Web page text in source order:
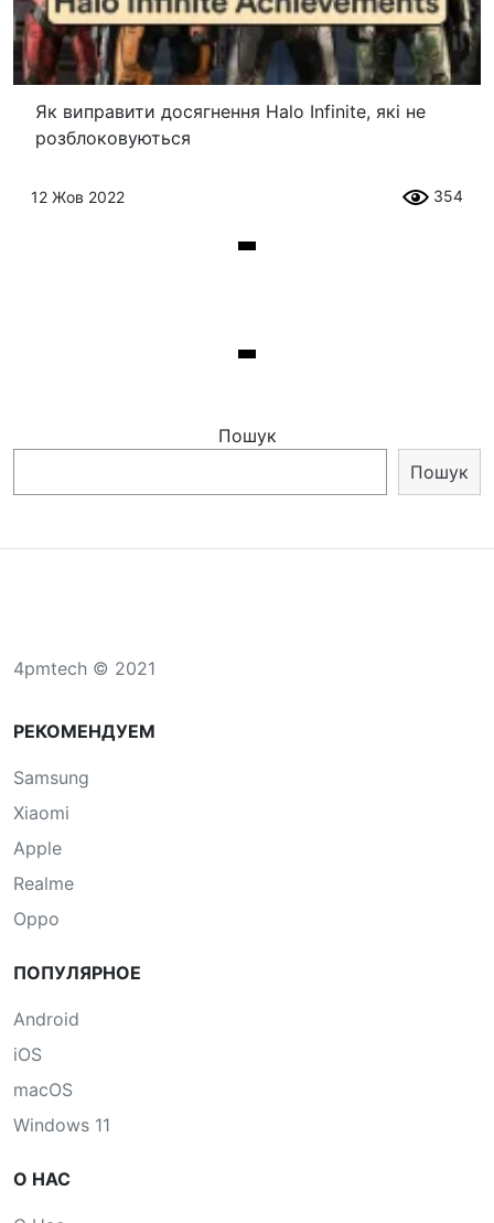
Як виправити досягнення Halo Infinite, які не
розблоковуються
12 Жов 2022 354
Пошук
Пошук
4pmtech © 2021
РЕКОМЕНДУЕМ
Samsung
Xiaomi
Apple
Realme
Oppo
ПОПУЛЯРНОЕ
Android
iOS
macOS
Windows 11
О НАС